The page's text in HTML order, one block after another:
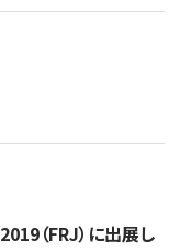
（FRJ）に出展し